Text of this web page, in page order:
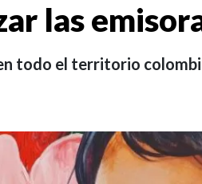
las
todo el territorio